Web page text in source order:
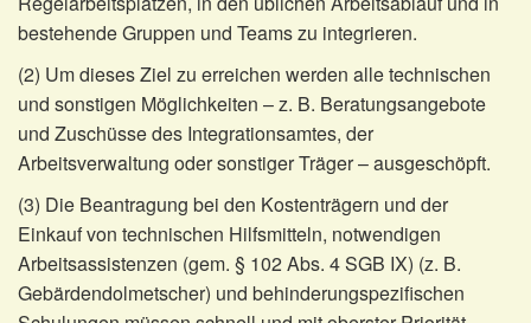
bestehende Gruppen und Teams zu integrieren.
(2) Um dieses Ziel zu erreichen werden alle technischen
und sonstigen Möglichkeiten – z. B. Beratungsangebote
und Zuschüsse des Integrationsamtes, der
Arbeitsverwaltung oder sonstiger Träger – ausgeschöpft.
(3) Die Beantragung bei den Kostenträgern und der
Einkauf von technischen Hilfsmitteln, notwendigen
Arbeitsassistenzen (gem. § 102 Abs. 4 SGB IX) (z. B.
Gebärdendolmetscher) und behinderungspezifischen